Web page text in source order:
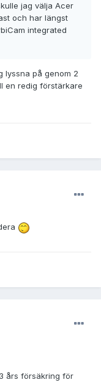
jag välja Acer
och har längst
integrated
lyssna på genom 2
en redig förstärkare
års försäkring för